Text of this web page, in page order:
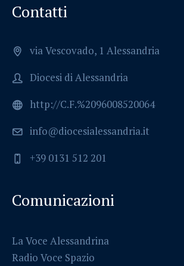
Contatti
via Vescovado, 1 Alessandria
Diocesi di Alessandria
http://C.F.%2096008520064
info@diocesialessandria.it
+39 0131 512 201
Comunicazioni
La Voce Alessandrina
Radio Voce Spazio